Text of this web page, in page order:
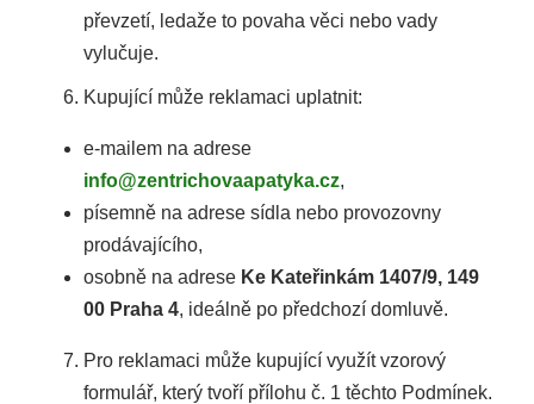
převzetí, ledaže to povaha věci nebo vady
vylučuje.
Kupující může reklamaci uplatnit:
e-mailem na adrese
info@zentrichovaapatyka.cz,
písemně na adrese sídla nebo provozovny
prodávajícího,
osobně na adrese Ke Kateřinkám 1407/9, 149
00 Praha 4, ideálně po předchozí domluvě.
Pro reklamaci může kupující využít vzorový
formulář, který tvoří přílohu č. 1 těchto Podmínek.